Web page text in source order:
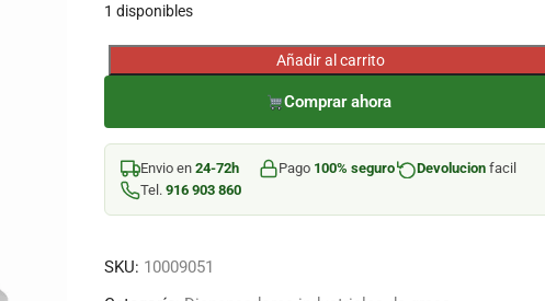
1 disponibles
DISPENSADOR
GRASA
NEUMÁT
cantidad
Añadir al carrito
Comprar ahora
Envio en 24-72h Pago 100% seguro Devolucion facil
Tel. 916 903 860
SKU: 10009051